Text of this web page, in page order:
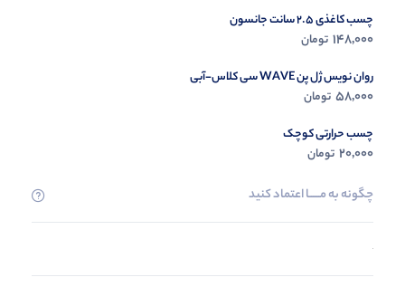
چسب کاغذی 2.5 سانت جانسون
148,000 تومان
روان نویس ژل پن WAVE سی کلاس-آبی
58,000 تومان
چسب حرارتی کوچک
20,000 تومان
چگونه به مــــــا اعتماد کنید